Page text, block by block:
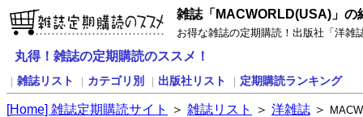
雑誌「MACWORLD(USA)」の
お得な雑誌の定期購読！出版社「洋雑
丸得！雑誌の定期購読のススメ！
雑誌リスト カテゴリ別 出版社リスト 定期購読ランキング
[Home] 雑誌定期購読サイト ＞ 雑誌リスト ＞ 洋雑誌 ＞